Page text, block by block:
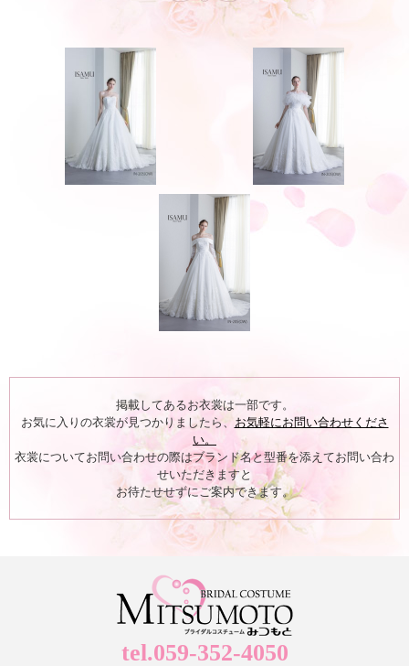
掲載してあるお衣裳は一部です。
お気に入りの衣裳が見つかりましたら、 お気軽にお問い合わせくださ
い。
衣裳についてお問い合わせの際はブランド名と型番を添えてお問い合わ
せいただきますと
お待たせせずにご案内できます。
tel.059-352-4050